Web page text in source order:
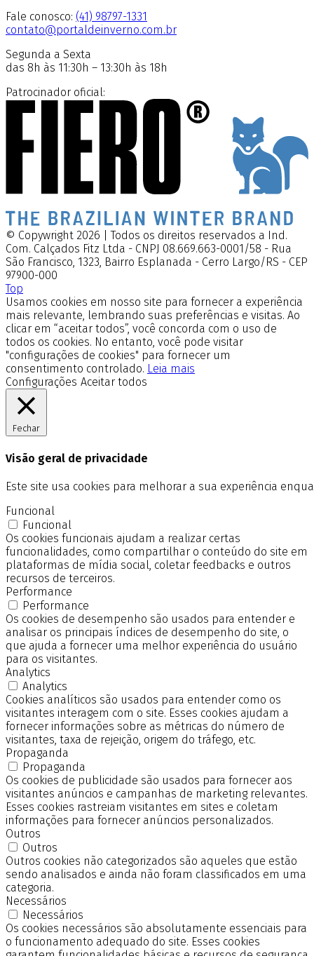
Fale conosco: (41) 98797-1331
contato@portaldeinverno.com.br
Segunda a Sexta
das 8h às 11:30h – 13:30h às 18h
Patrocinador oficial:
© Copywright 2026 | Todos os direitos reservados a Ind.
Com. Calçados Fitz Ltda - CNPJ 08.669.663-0001/58 - Rua
São Francisco, 1323, Bairro Esplanada - Cerro Largo/RS - CEP
97900-000
Top
Usamos cookies em nosso site para fornecer a experiência
mais relevante, lembrando suas preferências e visitas. Ao
clicar em “aceitar todos”, você concorda com o uso de
todos os cookies. No entanto, você pode visitar
"configurações de cookies" para fornecer um
consentimento controlado. Leia mais
Configurações Aceitar todos
Fechar
Visão geral de privacidade
Este site usa cookies para melhorar a sua experiência
Funcional
Funcional
Os cookies funcionais ajudam a realizar certas
funcionalidades, como compartilhar o conteúdo do site em
plataformas de mídia social, coletar feedbacks e outros
recursos de terceiros.
Performance
Performance
Os cookies de desempenho são usados para entender e
analisar os principais índices de desempenho do site, o
que ajuda a fornecer uma melhor experiência do usuário
para os visitantes.
Analytics
Analytics
Cookies analíticos são usados para entender como os
visitantes interagem com o site. Esses cookies ajudam a
fornecer informações sobre as métricas do número de
visitantes, taxa de rejeição, origem do tráfego, etc.
Propaganda
Propaganda
Os cookies de publicidade são usados para fornecer aos
visitantes anúncios e campanhas de marketing relevantes.
Esses cookies rastreiam visitantes em sites e coletam
informações para fornecer anúncios personalizados.
Outros
Outros
Outros cookies não categorizados são aqueles que estão
sendo analisados e ainda não foram classificados em uma
categoria.
Necessários
Necessários
Os cookies necessários são absolutamente essenciais para
o funcionamento adequado do site. Esses cookies